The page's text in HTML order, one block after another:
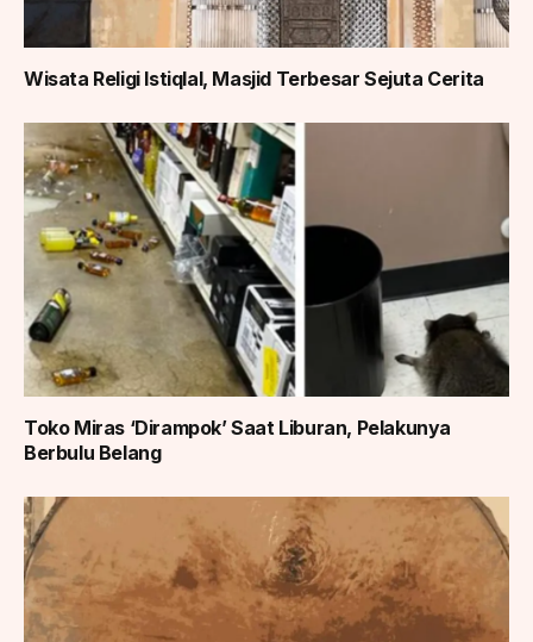
Wisata Religi Istiqlal, Masjid Terbesar Sejuta Cerita
Toko Miras ‘Dirampok’ Saat Liburan, Pelakunya
Berbulu Belang